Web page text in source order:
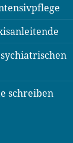
schreiben